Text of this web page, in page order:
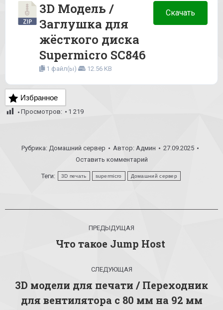
3D Модель /
Заглушка для
жёсткого диска
Supermicro SC846
1 файл(ы) 12.56 KB
Скачать
Избранное
Просмотров: 1 219
Рубрика: Домашний сервер Автор: Админ
27.09.2025
Оставить комментарий
Теги: 3D печать supermicro Домашний сервер
НавигацияПРЕДЫДУЩАЯ
Предыдущая
Что такое Jump Host
СЛЕДУЮЩАЯ
Следующая
запись:
3D модели для печати / Переходник
для вентилятора с 80 мм на 92 мм